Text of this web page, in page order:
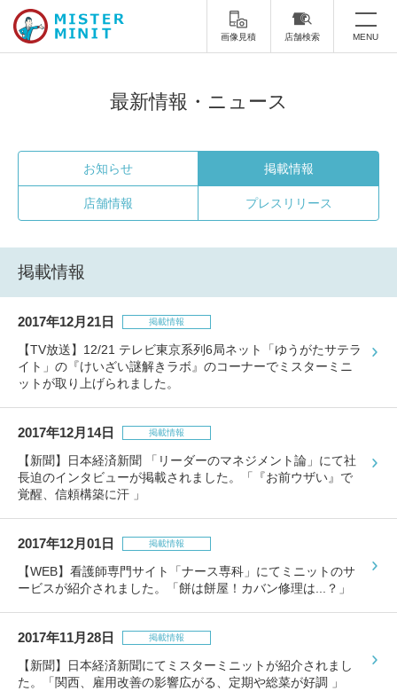
画像見積 店舗検索 MENU
修理サービス・料金
スーツケース修理
カバンの修理
傘修理
印鑑・はんこの作製 ダビング
店舗を探す
オンライン修理見積もりサービス（配送修理）
お問い合わせ
最新情報・ニュース
お知らせ 掲載情報
店舗情報 プレスリリース
掲載情報
2017年12月21日 掲載情報
【TV放送】12/21 テレビ東京系列6局ネット「ゆうがたサテラ
イト」の『けいざい謎解きラボ』のコーナーでミスターミニ
ットが取り上げられました。
2017年12月14日 掲載情報
【新聞】日本経済新聞 「リーダーのマネジメント論」にて社
長迫のインタビューが掲載されました。「『お前ウザい』で
覚醒、信頼構築に汗 」
2017年12月01日 掲載情報
【WEB】看護師専門サイト「ナース専科」にてミニットのサ
ービスが紹介されました。「餅は餅屋！カバン修理は...？」
2017年11月28日 掲載情報
【新聞】日本経済新聞にてミスターミニットが紹介されまし
た。「関西、雇用改善の影響広がる、定期や総菜が好調 」